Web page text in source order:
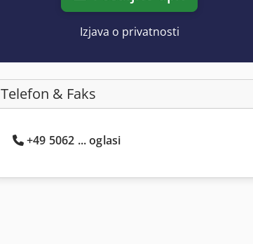
Izjava o privatnosti
Telefon & Faks
+49 5062 ... oglasi